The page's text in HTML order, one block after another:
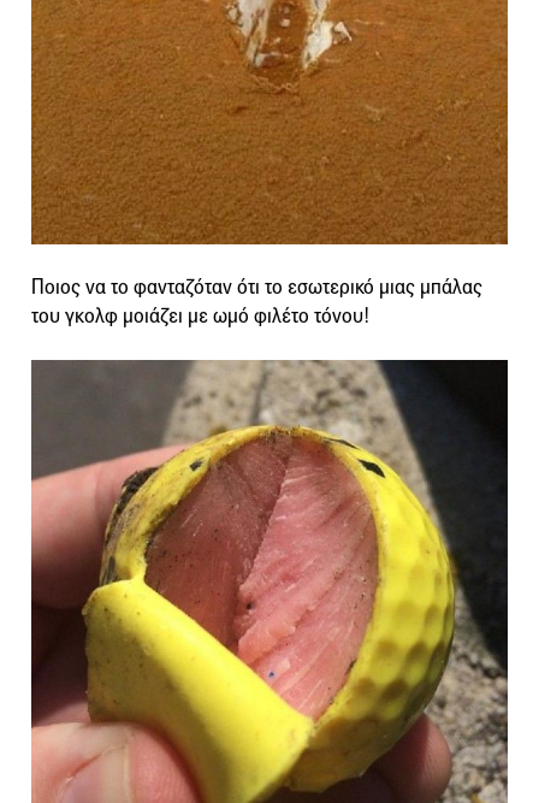
Ποιος να το φανταζόταν ότι το εσωτερικό μιας μπάλας
του γκολφ μοιάζει με ωμό φιλέτο τόνου!